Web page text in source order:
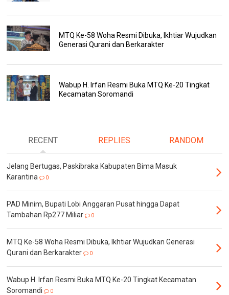
MTQ Ke-58 Woha Resmi Dibuka, Ikhtiar Wujudkan
Generasi Qurani dan Berkarakter
Wabup H. Irfan Resmi Buka MTQ Ke-20 Tingkat
Kecamatan Soromandi
RECENT REPLIES RANDOM
Jelang Bertugas, Paskibraka Kabupaten Bima Masuk
Karantina
0
PAD Minim, Bupati Lobi Anggaran Pusat hingga Dapat
Tambahan Rp277 Miliar
0
MTQ Ke-58 Woha Resmi Dibuka, Ikhtiar Wujudkan Generasi
Qurani dan Berkarakter
0
Wabup H. Irfan Resmi Buka MTQ Ke-20 Tingkat Kecamatan
Soromandi
0